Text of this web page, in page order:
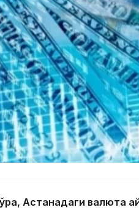
Астанадаги валюта